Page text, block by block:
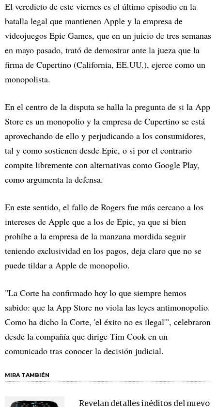
El veredicto de este viernes es el último episodio en la
batalla legal que mantienen Apple y la empresa de
videojuegos Epic Games, que en un juicio de tres semanas
en mayo pasado, trató de demostrar ante la jueza que la
firma de Cupertino (California, EE.UU.), ejerce como un
monopolista.
En el centro de la disputa se halla la pregunta de si la App
Store es un monopolio y la empresa de Cupertino se está
aprovechando de ello y perjudicando a los consumidores,
tal y como sostienen desde Epic, o si por el contrario
compite libremente con alternativas como Google Play,
como argumenta la defensa.
En este sentido, el fallo de Rogers fue más cercano a los
intereses de Apple que a los de Epic, ya que si bien
prohíbe a la empresa de la manzana mordida seguir
teniendo exclusividad en los pagos, deja claro que no se
puede tildar a Apple de monopolio.
"La Corte ha confirmado hoy lo que siempre hemos
sabido: que la App Store no viola las leyes antimonopolio.
Como ha dicho la Corte, 'el éxito no es ilegal'", celebraron
desde la compañía que dirige Tim Cook en un
comunicado tras conocer la decisión judicial.
MIRA TAMBIÉN
Revelan detalles inéditos del nuevo